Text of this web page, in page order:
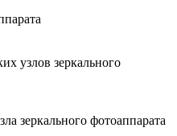
узлов зеркального
зеркального фотоаппарата